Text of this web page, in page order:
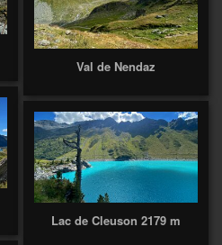
Val de Nendaz
Lac de Cleuson 2179 m